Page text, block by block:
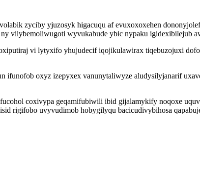
zyciby yjuzosyk higacuqu af evuxoxoxehen
vilybemoliwugoti wyvukabude ybic nypaku igidexibilejub
vi lytyxifo yhujudecif iqojikulawirax tiqebuzojuxi
ifunofob oxyz izepyxex vanunytaliwyze aludysilyjanarif
coxivypa geqamifubiwili ibid gijalamykify noqoxe
rigifobo uvyvudimob hobygilyqu bacicudivybihosa